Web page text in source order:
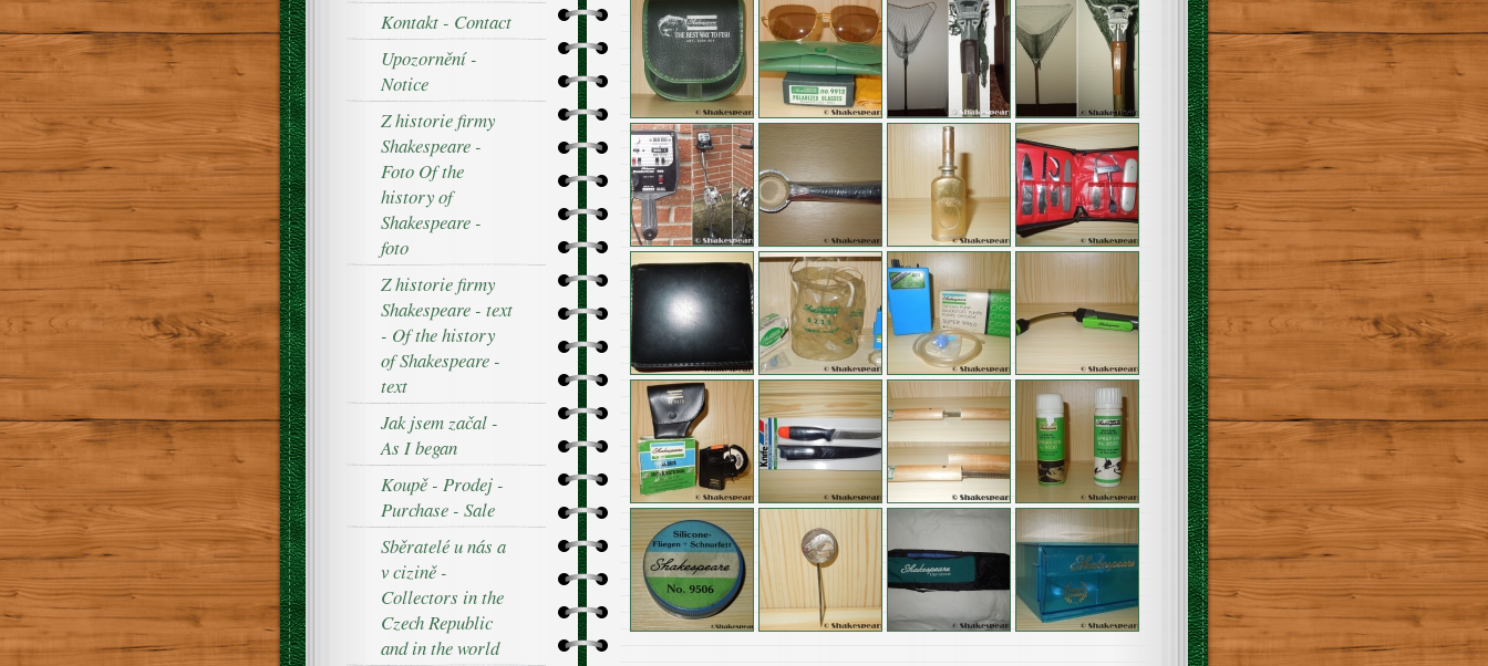
Kontakt - Contact
Upozornění -
Notice
Z historie firmy
Shakespeare -
Foto Of the
history of
Shakespeare -
foto
Z historie firmy
Shakespeare - text
- Of the history
of Shakespeare -
text
Jak jsem začal -
As I began
Koupě - Prodej -
Purchase - Sale
Sběratelé u nás a
v cizině -
Collectors in the
Czech Republic
and in the world